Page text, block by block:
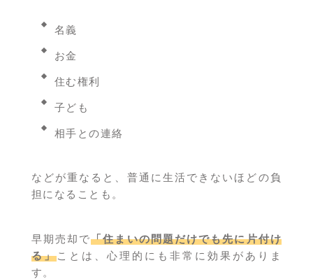
名義
お金
住む権利
子ども
相手との連絡
などが重なると、普通に生活できないほどの負
担になることも。
早期売却で「住まいの問題だけでも先に片付け
る」ことは、心理的にも非常に効果がありま
す。